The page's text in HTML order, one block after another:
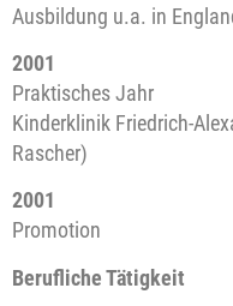
Ausbildung u.a. in
2001
Praktisches Jahr
Kinderklinik Friedrich-
Rascher)
2001
Promotion
Berufliche Tätigkeit